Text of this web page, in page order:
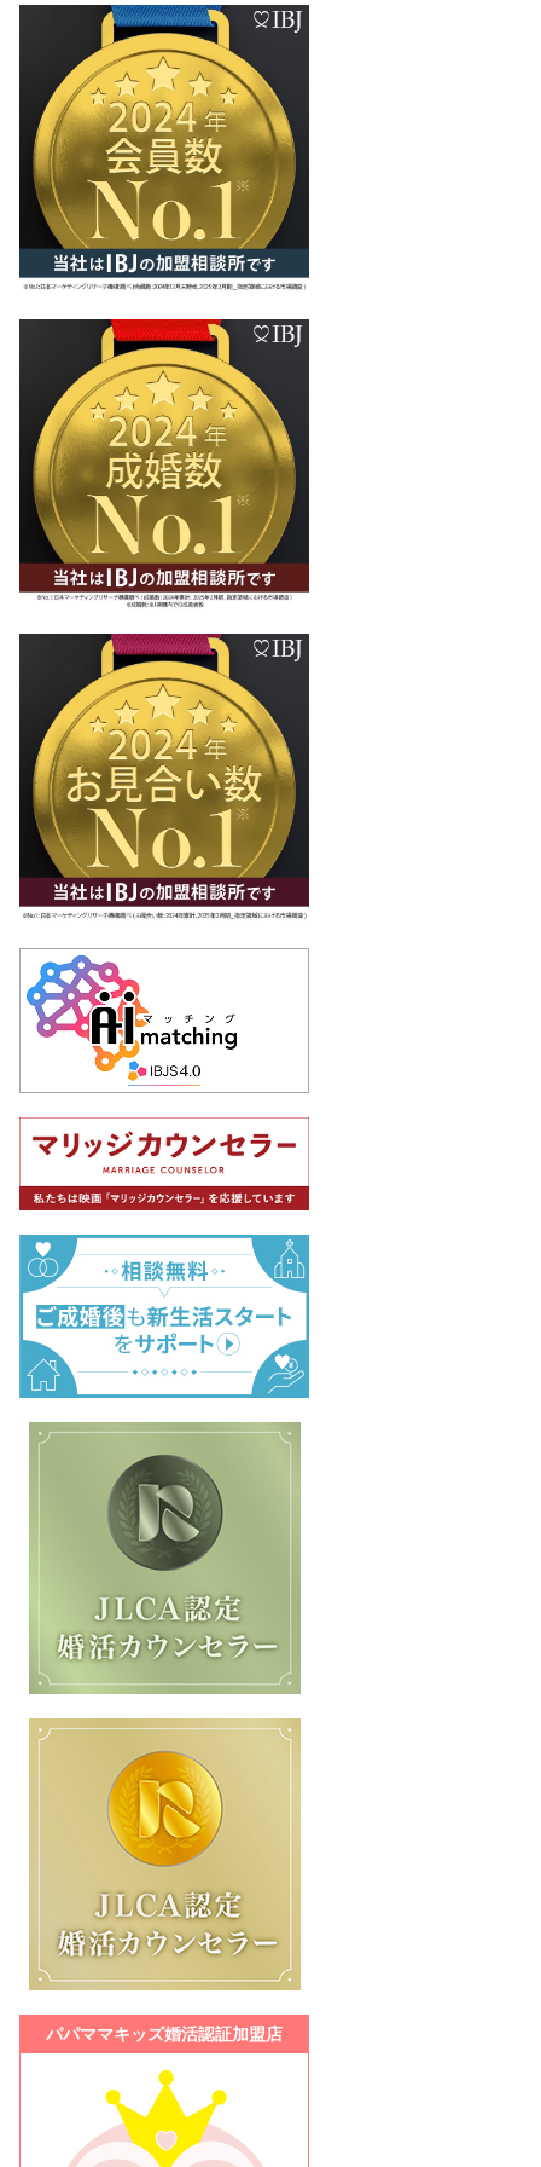
パパママキッズ婚活認証加盟店